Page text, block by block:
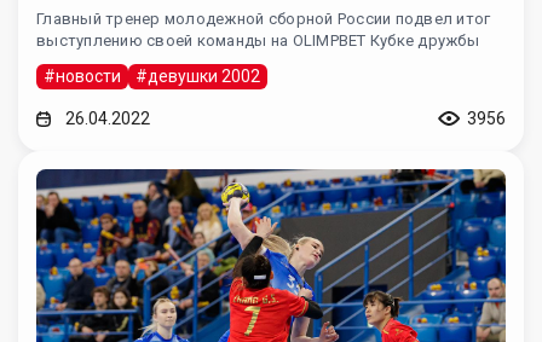
Главный тренер молодежной сборной России подвел итог
выступлению своей команды на OLIMPBET Кубке дружбы
#новости #девушки 2002
26.04.2022 3956